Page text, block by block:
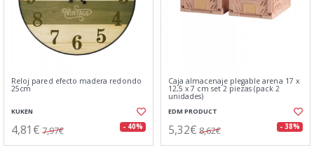
Reloj pared efecto madera redondo
25cm
KUKEN
4,81€ 7,97€ - 40%
Caja almacenaje plegable arena 17 x
12,5 x 7 cm set 2 piezas (pack 2
unidades)
EDM PRODUCT
5,32€ 8,62€ - 38%